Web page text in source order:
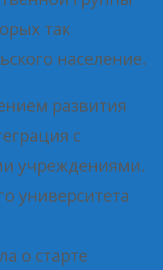
так
население.
развития
с
учреждениями.
университета
о старте